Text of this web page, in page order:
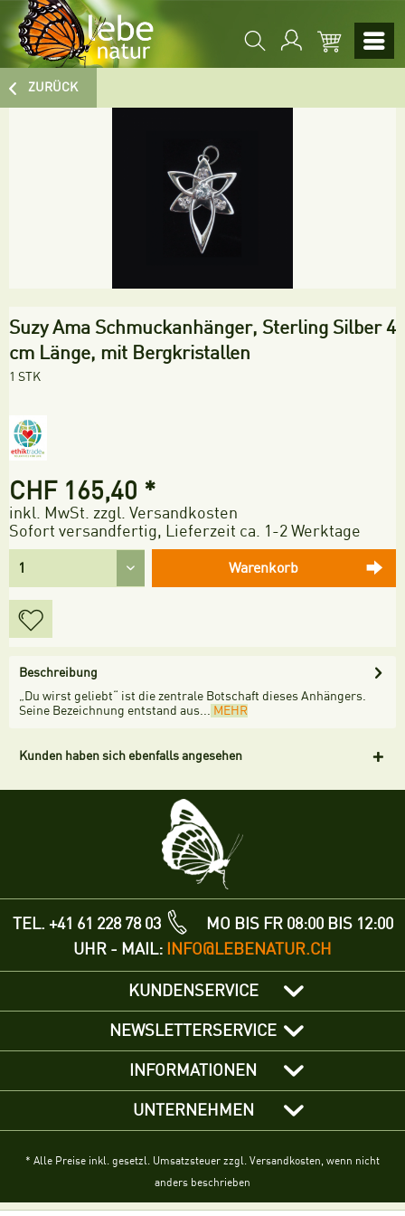
ZURÜCK
Suzy Ama Schmuckanhänger, Sterling Silber 4
cm Länge, mit Bergkristallen
1 STK
CHF 165,40 *
inkl. MwSt. zzgl. Versandkosten
Sofort versandfertig, Lieferzeit ca. 1-2 Werktage
Warenkorb
Beschreibung
„Du wirst geliebt“ ist die zentrale Botschaft dieses Anhängers.
Seine Bezeichnung entstand aus... MEHR
Kunden haben sich ebenfalls angesehen
TEL. +41 61 228 78 03
MO BIS FR 08:00 BIS 12:00
UHR - MAIL: INFO@LEBENATUR.CH
KUNDENSERVICE
NEWSLETTERSERVICE
INFORMATIONEN
UNTERNEHMEN
* Alle Preise inkl. gesetzl. Umsatzsteuer zzgl. Versandkosten, wenn nicht
anders beschrieben